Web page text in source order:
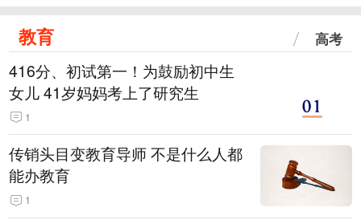
教育 高考
416分、初试第一！为鼓励初中生
女儿 41岁妈妈考上了研究生
1
传销头目变教育导师 不是什么人都
能办教育
1